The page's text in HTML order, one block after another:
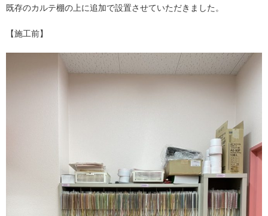
既存のカルテ棚の上に追加で設置させていただきました。
【施工前】